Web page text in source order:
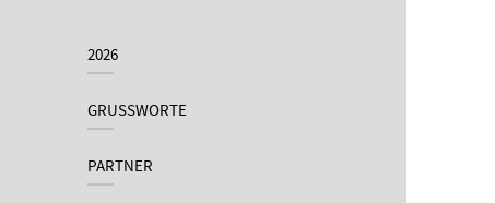
2026
GRUSSWORTE
PARTNER